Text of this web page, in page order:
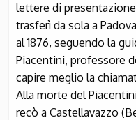
lettere di
trasferì da sola a
al 1876, seguendo la
Piacentini, professore
capire meglio la
Alla morte del
recò a Castellavazzo